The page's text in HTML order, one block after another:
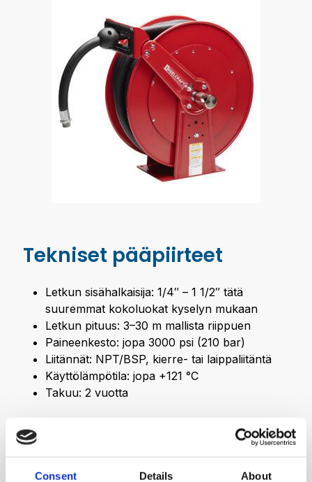
Consent Details About
Tekniset pääpiirteet
Letkun sisähalkaisija: 1/4″ – 1 1/2″ tätä
suuremmat kokoluokat kyselyn mukaan
Letkun pituus: 3–30 m mallista riippuen
Paineenkesto: jopa 3000 psi (210 bar)
Liitännät: NPT/BSP, kierre- tai laippaliitäntä
Käyttölämpötila: jopa +121 °C
Takuu: 2 vuotta